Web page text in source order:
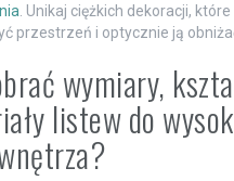
. Unikaj ciężkich dekoracji,
przestrzeń i optycznie ją
wymiary,
listew do